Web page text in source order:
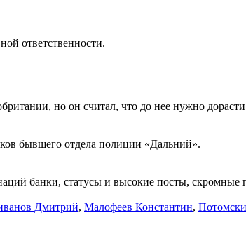
ответственности.
но он считал, что до нее нужно
бывшего отдела полиции «Дальний».
банки, статусы и высокие посты, скромные
Дмитрий, Малофеев Константин,